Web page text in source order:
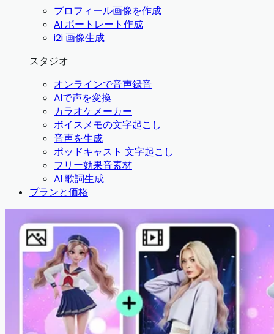
プロフィール画像を作成
AI ポートレート作成
i2i 画像生成
スタジオ
オンラインで音声録音
AIで声を変換
カラオケメーカー
ボイスメモの文字起こし
音声を生成
ポッドキャスト 文字起こし
フリー効果音素材
AI 歌詞生成
プランと価格